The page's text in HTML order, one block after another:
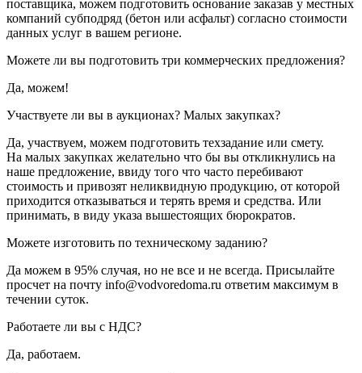
поставщика, можем подготовить основание заказав у местных
компаний субподряд (бетон или асфальт) согласно стоимости
данных услуг в вашем регионе.
Можете ли вы подготовить три коммерческих предложения?
Да, можем!
Участвуете ли вы в аукционах? Малых закупках?
Да, участвуем, можем подготовить техзадание или смету.
На малых закупках желательно что бы вы откликнулись на
наше предложение, ввиду того что часто перебивают
стоимость и привозят неликвидную продукцию, от которой
приходится отказываться и терять время и средства. Или
принимать, в виду указа вышестоящих бюрократов.
Можете изготовить по техническому заданию?
Да можем в 95% случая, но не все и не всегда. Присылайте
просчет на почту info@vodvoredoma.ru ответим максимум в
течении суток.
Работаете ли вы с НДС?
Да, работаем.